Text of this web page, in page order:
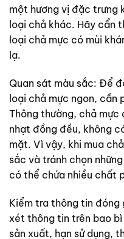
một hương vị đặc trưng
loại chả khác. Hãy cẩn
loại chả mực có mùi
lạ.
Quan sát màu sắc: Để
loại chả mực ngon, cần
Thông thường, chả mực
nhạt đồng đều, không
mặt. Vì vậy, khi mua
sắc và tránh chọn
có thể chứa nhiều chất
Kiểm tra thông tin đóng
xét thông tin trên bao
sản xuất, hạn sử dụng,